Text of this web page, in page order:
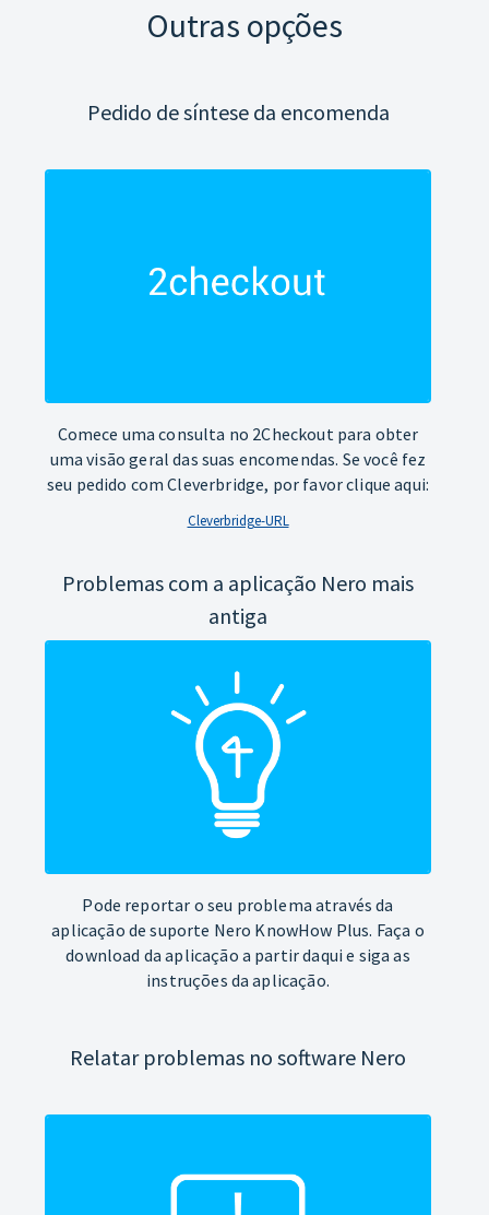
Outras opções
Pedido de síntese da encomenda
Comece uma consulta no 2Checkout para obter
uma visão geral das suas encomendas. Se você fez
seu pedido com Cleverbridge, por favor clique aqui:
Cleverbridge-URL
Problemas com a aplicação Nero mais
antiga
Pode reportar o seu problema através da
aplicação de suporte Nero KnowHow Plus. Faça o
download da aplicação a partir daqui e siga as
instruções da aplicação.
Relatar problemas no software Nero